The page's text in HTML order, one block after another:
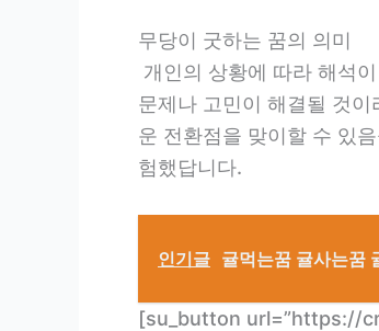
무당이 굿하는 꿈의 의미
개인의 상황에 따라 해석
문제나 고민이 해결될 것
운 전환점을 맞이할 수 있
험했답니다.
인기글 귤먹는꿈 귤사는꿈
[su_button url=”https://